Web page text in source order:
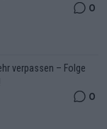
0
verpassen – Folge
0